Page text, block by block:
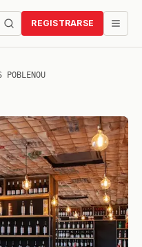
REGISTRARSE